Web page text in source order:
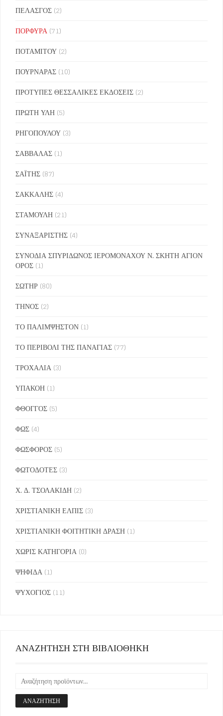
ΠΕΛΑΣΓΟΣ (2)
ΠΟΡΦΥΡΑ (71)
ΠΟΤΑΜΙΤΟΥ (2)
ΠΟΥΡΝΑΡΑΣ (10)
ΠΡΟΤΥΠΕΣ ΘΕΣΣΑΛΙΚΕΣ ΕΚΔΟΣΕΙΣ (2)
ΠΡΩΤΗ ΥΛΗ (5)
ΡΗΓΟΠΟΥΛΟΥ (3)
ΣΑΒΒΑΛΑΣ (1)
ΣΑΪΤΗΣ (87)
ΣΑΚΚΑΛΗΣ (4)
ΣΤΑΜΟΥΛΗ (21)
ΣΥΝΑΞΑΡΙΣΤΗΣ (4)
ΣΥΝΟΔΙΑ ΣΠΥΡΙΔΩΝΟΣ ΙΕΡΟΜΟΝΑΧΟΥ Ν. ΣΚΗΤΗ ΑΓΙΟΝ
ΟΡΟΣ (1)
ΣΩΤΗΡ (80)
ΤΗΝΟΣ (2)
ΤΟ ΠΑΛΙΜΨΗΣΤΟΝ (1)
ΤΟ ΠΕΡΙΒΟΛΙ ΤΗΣ ΠΑΝΑΓΙΑΣ (77)
ΤΡΟΧΑΛΙΑ (3)
ΥΠΑΚΟΗ (1)
ΦΘΟΓΓΟΣ (5)
ΦΩΣ (4)
ΦΩΣΦΟΡΟΣ (5)
ΦΩΤΟΔΟΤΕΣ (3)
Χ. Δ. ΤΣΟΛΑΚΙΔΗ (2)
ΧΡΙΣΤΙΑΝΙΚΗ ΕΛΠΙΣ (3)
ΧΡΙΣΤΙΑΝΙΚΗ ΦΟΙΤΗΤΙΚΗ ΔΡΑΣΗ (1)
ΧΩΡΙΣ ΚΑΤΗΓΟΡΙΑ (0)
ΨΗΦΙΔΑ (1)
ΨΥΧΟΓΙΟΣ (11)
ΑΝΑΖΗΤΗΣΗ ΣΤΗ ΒΙΒΛΙΟΘΗΚΗ
ΑΝΑΖΉΤΗΣΗ